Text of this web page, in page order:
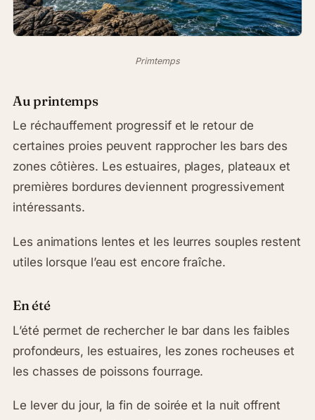
Primtemps
Au printemps
Le réchauffement progressif et le retour de
certaines proies peuvent rapprocher les bars des
zones côtières. Les estuaires, plages, plateaux et
premières bordures deviennent progressivement
intéressants.
Les animations lentes et les leurres souples restent
utiles lorsque l’eau est encore fraîche.
En été
L’été permet de rechercher le bar dans les faibles
profondeurs, les estuaires, les zones rocheuses et
les chasses de poissons fourrage.
Le lever du jour, la fin de soirée et la nuit offrent